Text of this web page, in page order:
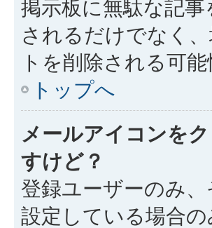
掲示板に無駄な記
されるだけでなく
トを削除される可
トップへ
メールアイコンを
すけど？
登録ユーザーのみ
設定している場合